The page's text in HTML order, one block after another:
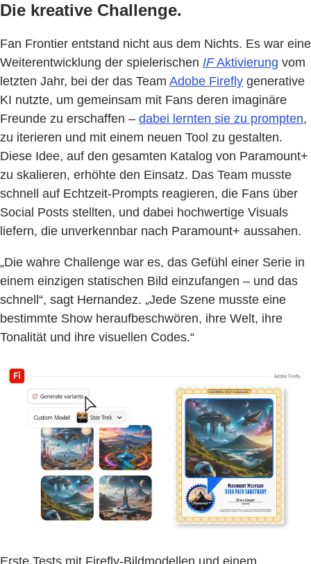
Die kreative Challenge.
Fan Frontier entstand nicht aus dem Nichts. Es war eine
Weiterentwicklung der spielerischen IFAktivierung vom
letzten Jahr, bei der das Team Adobe Firefly generative
KI nutzte, um gemeinsam mit Fans deren imaginäre
Freunde zu erschaffen – dabei lernten sie zu prompten,
zu iterieren und mit einem neuen Tool zu gestalten.
Diese Idee, auf den gesamten Katalog von Paramount+
zu skalieren, erhöhte den Einsatz. Das Team musste
schnell auf Echtzeit-Prompts reagieren, die Fans über
Social Posts stellten, und dabei hochwertige Visuals
liefern, die unverkennbar nach Paramount+ aussahen.
„Die wahre Challenge war es, das Gefühl einer Serie in
einem einzigen statischen Bild einzufangen – und das
schnell“, sagt Hernandez. „Jede Szene musste eine
bestimmte Show heraufbeschwören, ihre Welt, ihre
Tonalität und ihre visuellen Codes.“